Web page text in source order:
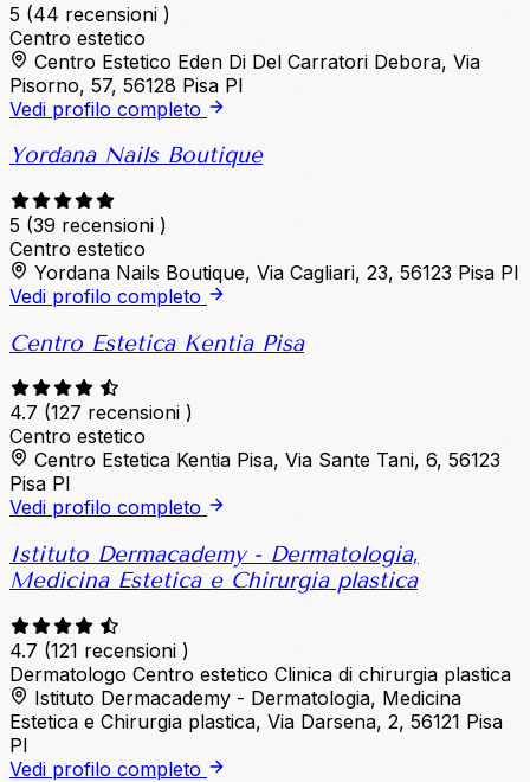
5 (44 recensioni )
Centro estetico
Centro Estetico Eden Di Del Carratori Debora, Via
Pisorno, 57, 56128 Pisa PI
Vedi profilo completo
Yordana Nails Boutique
5 (39 recensioni )
Centro estetico
Yordana Nails Boutique, Via Cagliari, 23, 56123 Pisa PI
Vedi profilo completo
Centro Estetica Kentia Pisa
4.7 (127 recensioni )
Centro estetico
Centro Estetica Kentia Pisa, Via Sante Tani, 6, 56123
Pisa PI
Vedi profilo completo
Istituto Dermacademy - Dermatologia,
Medicina Estetica e Chirurgia plastica
4.7 (121 recensioni )
Dermatologo Centro estetico Clinica di chirurgia plastica
Istituto Dermacademy - Dermatologia, Medicina
Estetica e Chirurgia plastica, Via Darsena, 2, 56121 Pisa
PI
Vedi profilo completo